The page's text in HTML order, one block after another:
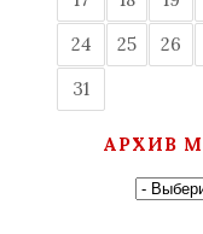
24
25 26
31
АРХИВ